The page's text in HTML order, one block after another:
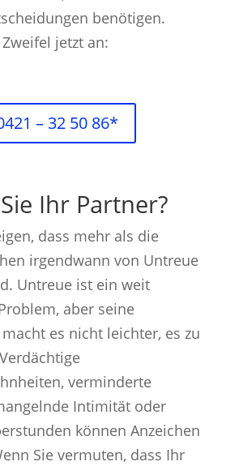
benötigen.
jetzt an:
– 32 50 86*
Ihr Partner?
dass mehr als die
irgendwann von Untreue
Untreue ist ein weit
aber seine
macht es nicht leichter, es zu
verminderte
Intimität oder
können Anzeichen
Sie vermuten, dass Ihr